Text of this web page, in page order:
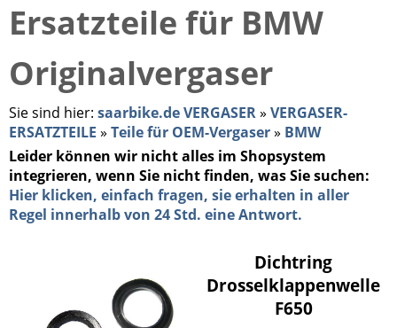
Ersatzteile für BMW
Originalvergaser
Sie sind hier: saarbike.de VERGASER» VERGASER-
ERSATZTEILE » Teile für OEM-Vergaser» BMW
Leider können wir nicht alles im Shopsystem
integrieren, wenn Sie nicht finden, was Sie suchen:
Hier klicken, einfach fragen, sie erhalten in aller
Regel innerhalb von 24 Std. eine Antwort.
Dichtring
Drosselklappenwelle
F650